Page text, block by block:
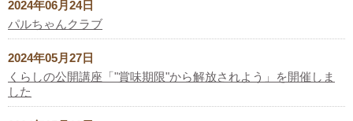
2024年06月24日
パルちゃんクラブ
2024年05月27日
くらしの公開講座「"賞味期限"から解放されよう」を開催しま
した